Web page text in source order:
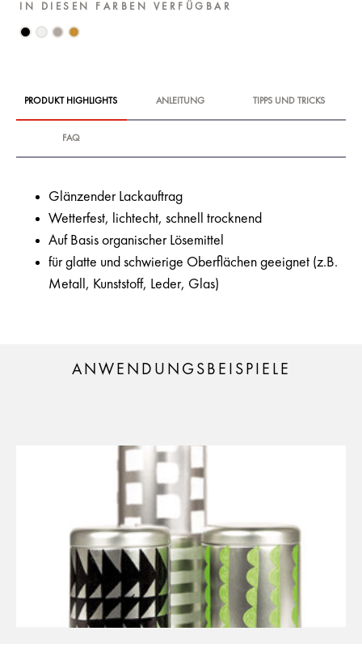
IN DIESEN FARBEN VERFÜGBAR
PRODUKT HIGHLIGHTS ANLEITUNG TIPPS UND TRICKS
FAQ
Glänzender Lackauftrag
Wetterfest, lichtecht, schnell trocknend
Auf Basis organischer Lösemittel
für glatte und schwierige Oberflächen geeignet (z.B.
Metall, Kunststoff, Leder, Glas)
ANWENDUNGSBEISPIELE